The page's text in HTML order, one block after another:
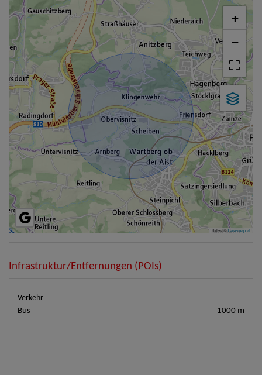
+
−
Tiles ©basemap.at
Infrastruktur/Entfernungen (POIs)
Verkehr
Bus
1000 m